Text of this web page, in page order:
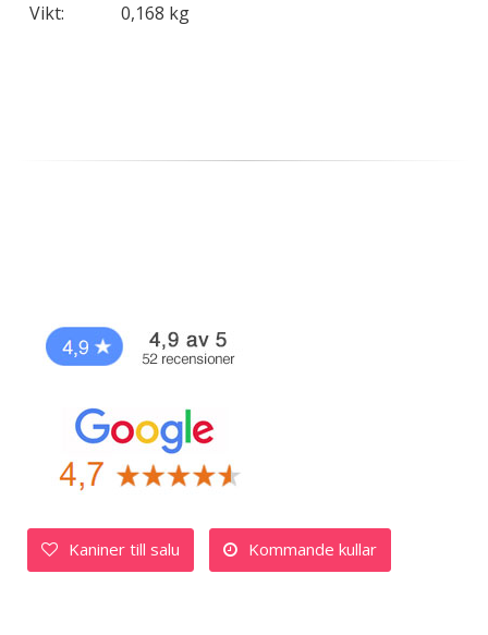
Vikt: 0,168 kg
Kaniner till salu Kommande kullar